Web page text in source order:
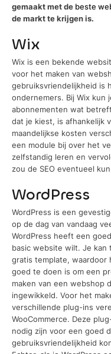
gemaakt met de beste
de markt te krijgen is.
Wix
Wix is een bekende
voor het maken van
gebruiksvriendelijkheid is
ondernemers. Bij Wix kun
abonnementen wat
dat je kiest, is afhankelijk
maandelijkse kosten
een module bij over het
zelfstandig leren en
zou de SEO eventueel
WordPress
WordPress is een
op de dag van vandaag
WordPress heeft een
basic website wilt. Je kan
gratis template, waardoor
goed te doen is om een
maken van een webshop
ingewikkeld. Voor het
verschillende plug-ins
WooCommerce. Deze
nodig zijn voor een goed
gebruiksvriendelijkheid